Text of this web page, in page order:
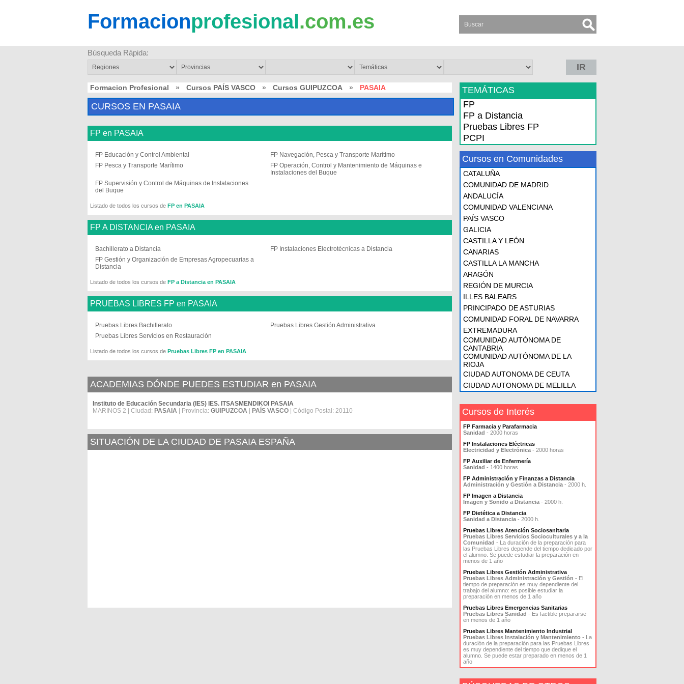
Formacionprofesional.com.es
Búsqueda Rápida:
IR
Formacion Profesional » Cursos PAÍS VASCO » Cursos GUIPUZCOA » PASAIA
CURSOS EN PASAIA
FP en PASAIA
FP Educación y Control Ambiental
FP Navegación, Pesca y Transporte Marítimo
FP Pesca y Transporte Marítimo
FP Operación, Control y Mantenimiento de Máquinas e
Instalaciones del Buque
FP Supervisión y Control de Máquinas de Instalaciones
del Buque
Listado de todos los cursos de FP en PASAIA
FP A DISTANCIA en PASAIA
Bachillerato a Distancia
FP Instalaciones Electrotécnicas a Distancia
FP Gestión y Organización de Empresas Agropecuarias a
Distancia
Listado de todos los cursos de FP a Distancia en PASAIA
PRUEBAS LIBRES FP en PASAIA
Pruebas Libres Bachillerato
Pruebas Libres Gestión Administrativa
Pruebas Libres Servicios en Restauración
Listado de todos los cursos de Pruebas Libres FP en PASAIA
ACADEMIAS DÓNDE PUEDES ESTUDIAR en PASAIA
Instituto de Educación Secundaria (IES) IES. ITSASMENDIKOI PASAIA
MARINOS 2 | Ciudad: PASAIA | Provincia: GUIPUZCOA PAÍS VASCO | Código Postal: 20110
SITUACIÓN DE LA CIUDAD DE PASAIA ESPAÑA
TEMÁTICAS
FP
FP a Distancia
Pruebas Libres FP
PCPI
Cursos en Comunidades
CATALUÑA
COMUNIDAD DE MADRID
ANDALUCÍA
COMUNIDAD VALENCIANA
PAÍS VASCO
GALICIA
CASTILLA Y LEÓN
CANARIAS
CASTILLA LA MANCHA
ARAGÓN
REGIÓN DE MURCIA
ILLES BALEARS
PRINCIPADO DE ASTURIAS
COMUNIDAD FORAL DE NAVARRA
EXTREMADURA
COMUNIDAD AUTÓNOMA DE
CANTABRIA
COMUNIDAD AUTÓNOMA DE LA
RIOJA
CIUDAD AUTONOMA DE CEUTA
CIUDAD AUTONOMA DE MELILLA
Cursos de Interés
FP Farmacia y Parafarmacia
Sanidad - 2000 horas
FP Instalaciones Eléctricas
Electricidad y Electrónica - 2000 horas
FP Auxiliar de Enfermería
Sanidad - 1400 horas
FP Administración y Finanzas a Distancia
Administración y Gestión a Distancia - 2000 h.
FP Imagen a Distancia
Imagen y Sonido a Distancia - 2000 h.
FP Dietética a Distancia
Sanidad a Distancia - 2000 h.
Pruebas Libres Atención Sociosanitaria
Pruebas Libres Servicios Socioculturales y a la
Comunidad - La duración de la preparación para
las Pruebas Libres depende del tiempo dedicado por
el alumno. Se puede estudiar la preparación en
menos de 1 año
Pruebas Libres Gestión Administrativa
Pruebas Libres Administración y Gestión - El
tiempo de preparación es muy dependiente del
trabajo del alumno: es posible estudiar la
preparación en menos de 1 año
Pruebas Libres Emergencias Sanitarias
Pruebas Libres Sanidad - Es factible prepararse
en menos de 1 año
Pruebas Libres Mantenimiento Industrial
Pruebas Libres Instalación y Mantenimiento - La
duración de la preparación para las Pruebas Libres
es muy dependiente del tiempo que dedique el
alumno. Se puede estar preparado en menos de 1
año